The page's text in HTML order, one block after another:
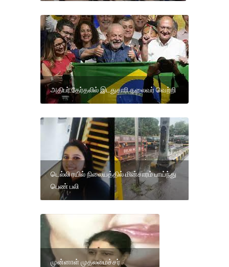
அதிபர் தேர்தலில் இடதுசாரி தலைவர் வெற்றி
டெல்லி ரயில் நிலையத்தில் மின்சாரம் பாய்ந்து
பெண் பலி
முன்னாள் முதலமைச்சர்